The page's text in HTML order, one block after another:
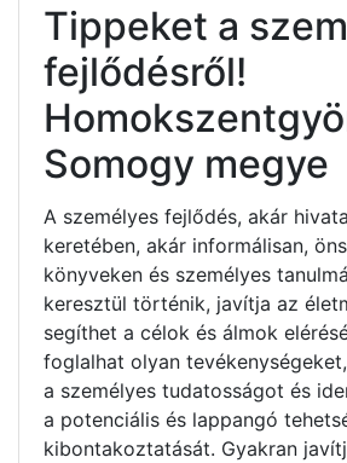
Tippeket a
fejlődésről!
Somogy megye
A személyes fejlődés, akár
keretében, akár informálisan,
könyveken és személyes
keresztül történik, javítja az
segíthet a célok és álmok
foglalhat olyan
a személyes tudatosságot és
a potenciális és lappangó
kibontakoztatását. Gyakran